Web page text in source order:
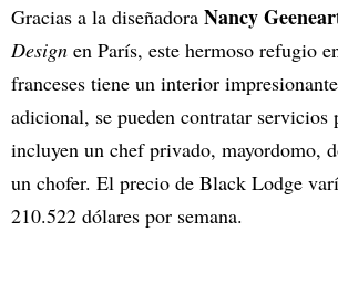
Gracias a la diseñadora Nancy
Design en París, este hermoso refugio
franceses tiene un interior
adicional, se pueden contratar servicios
incluyen un chef privado, mayordomo,
un chofer. El precio de Black Lodge
210.522 dólares por semana.